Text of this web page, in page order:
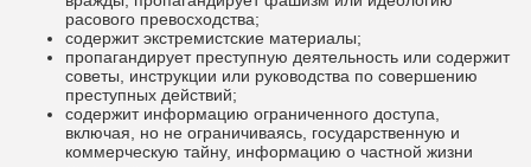
расового превосходства;
содержит экстремистские материалы;
пропагандирует преступную деятельность или содержит
советы, инструкции или руководства по совершению
преступных действий;
содержит информацию ограниченного доступа,
включая, но не ограничиваясь, государственную и
коммерческую тайну, информацию о частной жизни